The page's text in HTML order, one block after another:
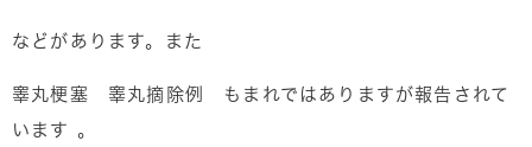
などがあります。また
睾丸梗塞 睾丸摘除例 もまれではありますが報告されて
います 。